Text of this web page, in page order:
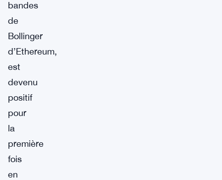
bandes
de
Bollinger
d’Ethereum,
est
devenu
positif
pour
la
première
fois
en